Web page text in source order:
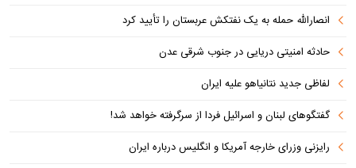
انصارالله حمله به یک نفتکش عربستان را تأیید کرد
حادثه امنیتی دریایی در جنوب شرقی عدن
لفاظی جدید نتانیاهو علیه ایران
گفتگوهای لبنان و اسرائیل فردا از سرگرفته خواهد شد!
رایزنی وزرای خارجه آمریکا و انگلیس درباره ایران